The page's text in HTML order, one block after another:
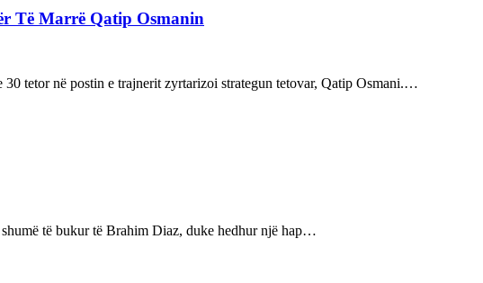
Të Marrë Qatip Osmanin
tetor në postin e trajnerit zyrtarizoi strategun tetovar, Qatip Osmani.…
të bukur të Brahim Diaz, duke hedhur një hap…